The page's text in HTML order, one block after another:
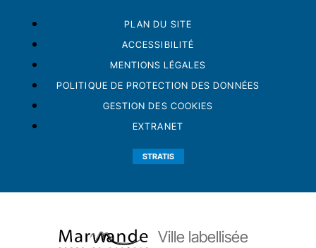
PLAN DU SITE
ACCESSIBILITÉ
MENTIONS LÉGALES
POLITIQUE DE PROTECTION DES DONNÉES
GESTION DES COOKIES
EXTRANET
STRATIS
Ville labellisée